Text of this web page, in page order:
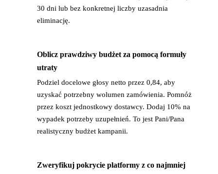
30 dni lub bez konkretnej liczby uzasadnia
eliminację.
Oblicz prawdziwy budżet za pomocą formuły
utraty
Podziel docelowe głosy netto przez 0,84, aby
uzyskać potrzebny wolumen zamówienia. Pomnóż
przez koszt jednostkowy dostawcy. Dodaj 10% na
wypadek potrzeby uzupełnień. To jest Pani/Pana
realistyczny budżet kampanii.
Zweryfikuj pokrycie platformy z co najmniej